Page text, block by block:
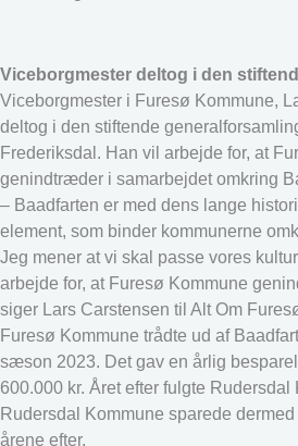
Viceborgmester deltog i den
Viceborgmester i Furesø Kommune,
deltog i den stiftende
Frederiksdal. Han vil arbejde for, at
genindtræder i samarbejdet omkring
– Baadfarten er med dens lange
element, som binder kommunerne
Jeg mener at vi skal passe vores
arbejde for, at Furesø Kommune
siger Lars Carstensen til Alt Om
Furesø Kommune trådte ud af
sæson 2023. Det gav en årlig
600.000 kr. Året efter fulgte Rudersdal
Rudersdal Kommune sparede
årene efter.